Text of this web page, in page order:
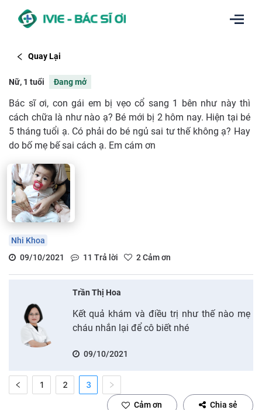
Quay Lại
Nữ, 1 tuổi Đang mở
Bác sĩ ơi, con gái em bị vẹo cổ sang 1 bên như này thì
cách chữa là như nào ạ? Bé mới bị 2 hôm nay. Hiện tại bé
5 tháng tuổi ạ. Có phải do bé ngủ sai tư thế không ạ? Hay
do bố mẹ bế sai cách ạ. Em cám ơn
Nhi Khoa
09/10/2021
11 Trả lời 2Cảm ơn
Trần Thị Hoa
Kết quả khám và điều trị như thế nào mẹ
cháu nhắn lại để cô biết nhé
09/10/2021
1 2 3
Cảm ơn Chia sẻ